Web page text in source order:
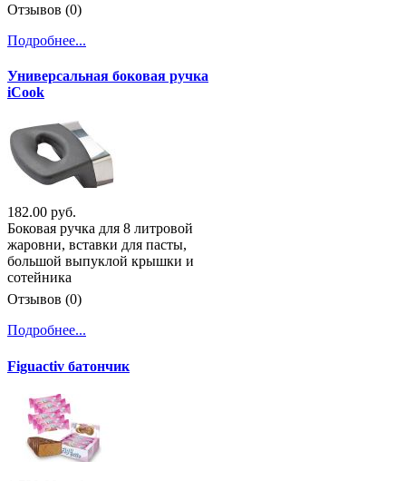
Отзывов (0)
Подробнее...
Универсальная боковая ручка
iCook
182.00 руб.
Боковая ручка для 8 литровой
жаровни, вставки для пасты,
большой выпуклой крышки и
сотейника
Отзывов (0)
Подробнее...
Figuactiv батончик